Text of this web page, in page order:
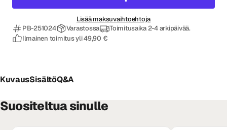
Lisää maksuvaihtoehtoja
PB-251024
Varastossa
Toimitusaika 2-4 arkipäivää.
Ilmainen toimitus yli 49,90 €
KuvausSisältöQ&A
Suositeltua sinulle